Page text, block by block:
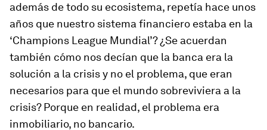
además de todo su ecosistema, repetía hace unos
años que nuestro sistema financiero estaba en la
‘Champions League Mundial’? ¿Se acuerdan
también cómo nos decían que la banca era la
solución a la crisis y no el problema, que eran
necesarios para que el mundo sobreviviera a la
crisis? Porque en realidad, el problema era
inmobiliario, no bancario.